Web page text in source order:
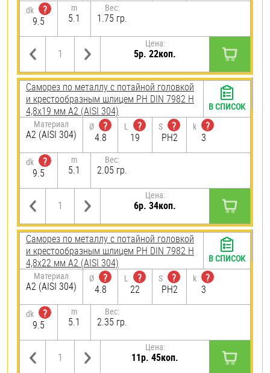
dk
?
9.5
m
5.1
Вес:
1.75 гр.
Цена:
5р. 22коп.
Саморез по металлу с потайной головкой
и крестообразным шлицем PH DIN 7982 H
4,8х19 мм А2 (AISI 304)
Материал
А2 (AISI 304)
Ø
?
4.8
L
?
19
S
?
PH2
k
?
3
dk
?
9.5
m
5.1
Вес:
2.05 гр.
Цена:
6р. 34коп.
В СПИСОК
Саморез по металлу с потайной головкой
и крестообразным шлицем PH DIN 7982 H
4,8х22 мм А2 (AISI 304)
Материал
А2 (AISI 304)
Ø
?
4.8
L
?
22
S
?
PH2
k
?
3
dk
?
9.5
m
5.1
Вес:
2.35 гр.
Цена:
11р. 45коп.
В СПИСОК